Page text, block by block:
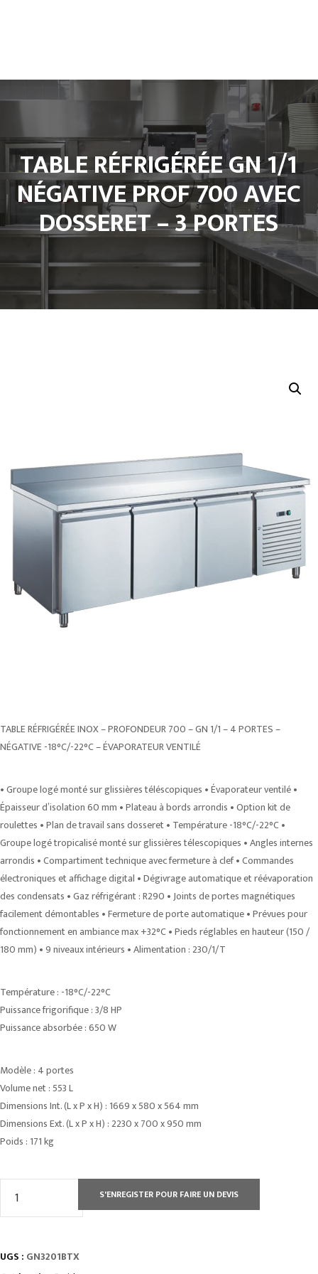
L’entreprise
Froid et Cuisine Pro
Matériels de cuisine professionnel
Notre Boutique
Contact
TABLE RÉFRIGÉRÉE GN 1/1
NÉGATIVE PROF 700 AVEC
DOSSERET – 3 PORTES
TABLE RÉFRIGÉRÉE INOX – PROFONDEUR 700 – GN 1/1 – 4 PORTES –
NÉGATIVE -18°C/-22°C – ÉVAPORATEUR VENTILÉ
• Groupe logé monté sur glissières téléscopiques • Évaporateur ventilé •
Épaisseur d’isolation 60 mm • Plateau à bords arrondis • Option kit de
roulettes • Plan de travail sans dosseret • Température -18°C/-22°C •
Groupe logé tropicalisé monté sur glissières télescopiques • Angles internes
arrondis • Compartiment technique avec fermeture à clef • Commandes
électroniques et affichage digital • Dégivrage automatique et réévaporation
des condensats • Gaz réfrigérant : R290 • Joints de portes magnétiques
facilement démontables • Fermeture de porte automatique • Prévues pour
fonctionnement en ambiance max +32°C • Pieds réglables en hauteur (150 /
180 mm) • 9 niveaux intérieurs • Alimentation : 230/1/T
Température : -18°C/-22°C
Puissance frigorifique : 3/8 HP
Puissance absorbée : 650 W
Modèle : 4 portes
Volume net : 553 L
Dimensions Int. (L x P x H) : 1669 x 580 x 564 mm
Dimensions Ext. (L x P x H) : 2230 x 700 x 950 mm
Poids : 171 kg
GN
S'ENREGISTER POUR FAIRE UN DEVIS
UGS : GN3201BTX